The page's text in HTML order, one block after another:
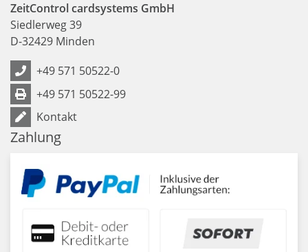
ZeitControl cardsystems GmbH
Siedlerweg 39
D-32429 Minden
+49 571 50522-0
+49 571 50522-99
Kontakt
Zahlung